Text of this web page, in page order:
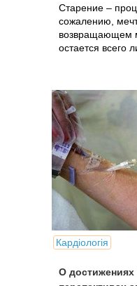
Старение –
сожалению,
возвращающем
остается всего
Кардіологія
О